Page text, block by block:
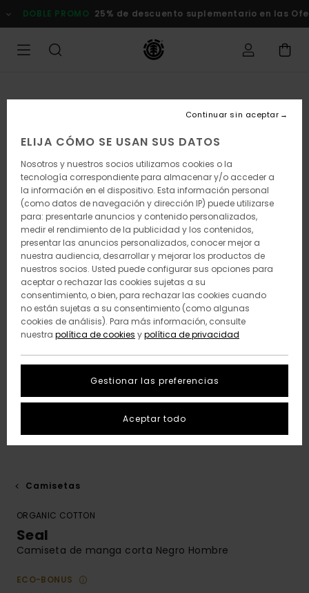
la
PROMO 25% de descuento suplementario en las Ofertas
Camisetas
ORGANIC COTTON
Seal
Camiseta de manga corta Negro Hombre
ECO-BONUS
ELIJA CÓMO SE USAN SUS DATOS
Nosotros y nuestros socios utilizamos cookies o la
tecnología correspondiente para almacenar y/o acceder a
la información en el dispositivo. Esta información personal
(como datos de navegación y dirección IP) puede utilizarse
para: presentarle anuncios y contenido personalizados,
medir el rendimiento de la publicidad y los contenidos,
presentar las anuncios personalizados, conocer mejor a
nuestra audiencia, desarrollar y mejorar los productos de
nuestros socios. Usted puede configurar sus opciones para
aceptar o rechazar las cookies sujetas a su
consentimiento, o bien, para rechazar las cookies cuando
no están sujetas a su consentimiento (como algunas
cookies de análisis). Para más información, consulte
nuestra política de cookies ypolítica de privacidad
Gestionar las preferencias
Continuar sin aceptar
Aceptar todo